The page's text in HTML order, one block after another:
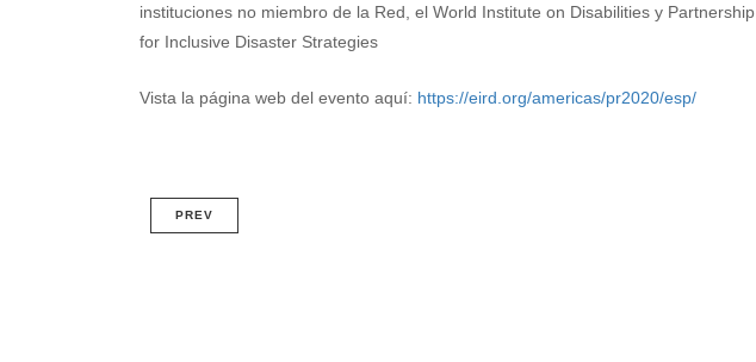
instituciones no miembro de la Red, el World Institute on Disabilities y Partnership
for Inclusive Disaster Strategies
Vista la página web del evento aquí: https://eird.org/americas/pr2020/esp/
PREV